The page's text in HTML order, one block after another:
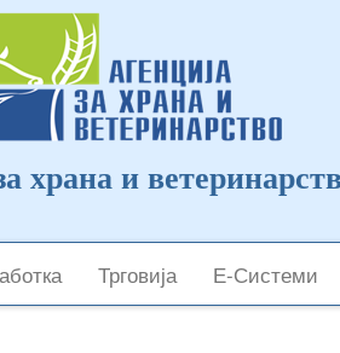
храна и
Трговија Е-Системи